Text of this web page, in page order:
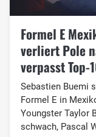
Formel E
verliert Pole
verpasst Top-
Sebastien Buemi
Formel E in
Youngster Taylor
schwach, Pascal